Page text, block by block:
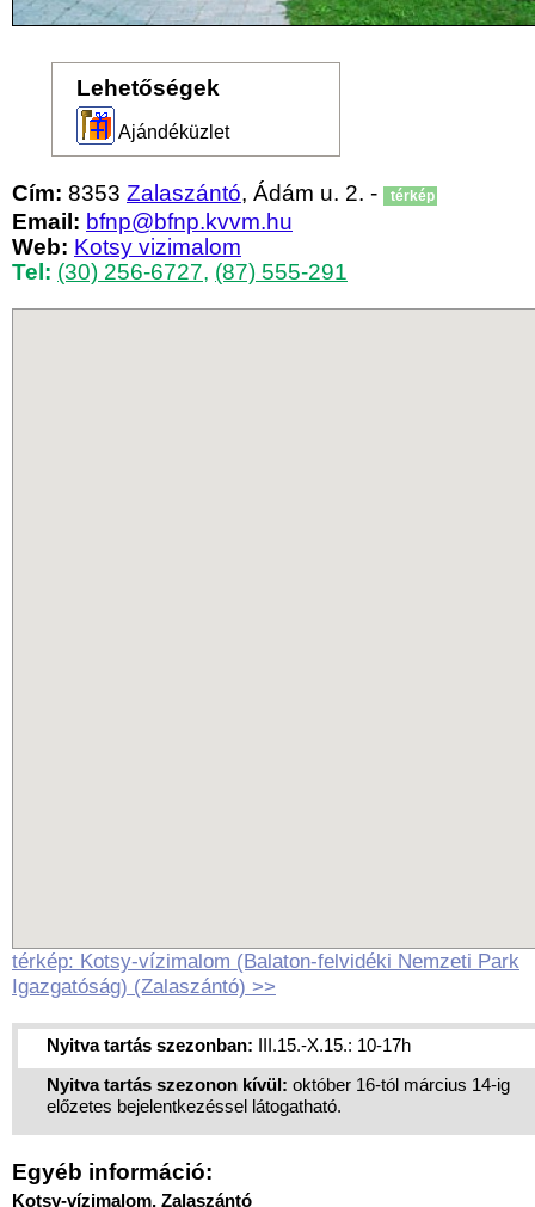
Lehetőségek
Ajándéküzlet
Cím: 8353 Zalaszántó, Ádám u. 2. - térkép
Email: bfnp@bfnp.kvvm.hu
Web: Kotsy vizimalom
Tel: (30) 256-6727, (87) 555-291
térkép: Kotsy-vízimalom (Balaton-felvidéki Nemzeti Park
Igazgatóság) (Zalaszántó) >>
Nyitva tartás szezonban: III.15.-X.15.: 10-17h
Nyitva tartás szezonon kívül: október 16-tól március 14-ig
előzetes bejelentkezéssel látogatható.
Egyéb információ:
Kotsy-vízimalom, Zalaszántó